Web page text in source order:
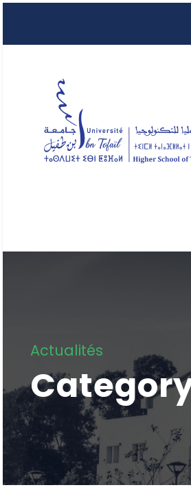
Actualités